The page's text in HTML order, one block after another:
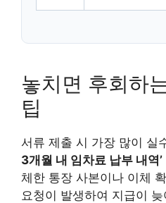
놓치면 후회하
팁
서류 제출 시 가장 많이 실
3개월 내 임차료 납부 내역’
체한 통장 사본이나 이체
요청이 발생하여 지급이